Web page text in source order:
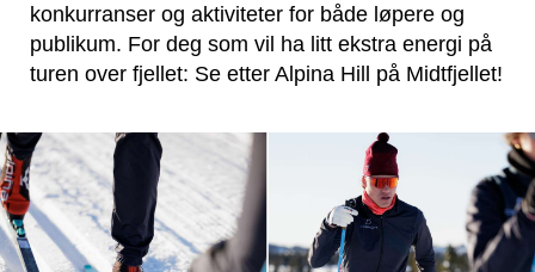
konkurranser og aktiviteter for både løpere og
publikum. For deg som vil ha litt ekstra energi på
turen over fjellet: Se etter Alpina Hill på Midtfjellet!